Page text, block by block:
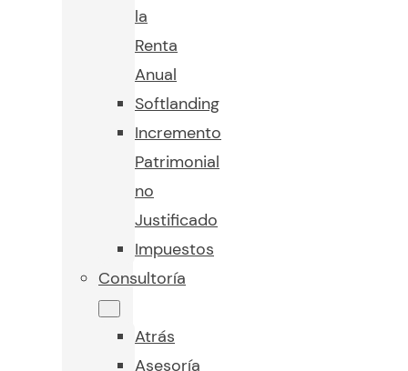
la
Renta
Anual
Softlanding
Incremento
Patrimonial
no
Justificado
Impuestos
Consultoría
Atrás
Asesoría